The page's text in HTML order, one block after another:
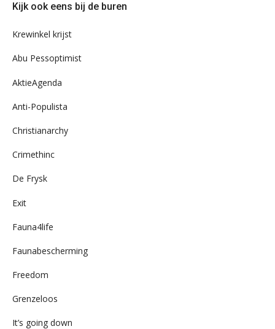
ons
Kijk ook eens bij de buren
Krewinkel krijst
Abu Pessoptimist
AktieAgenda
Anti-Populista
Christianarchy
Crimethinc
De Frysk
Exit
Fauna4life
Faunabescherming
Freedom
Grenzeloos
It’s going down